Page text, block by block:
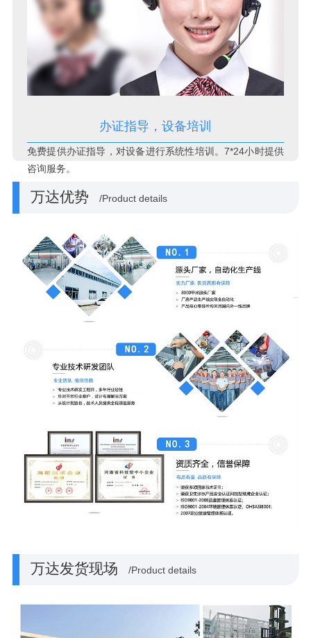
办证指导，设备培训
免费提供办证指导，对设备进行系统性培训。7*24小时提供
咨询服务。
万达优势 /Product details
万达发货现场 /Product details